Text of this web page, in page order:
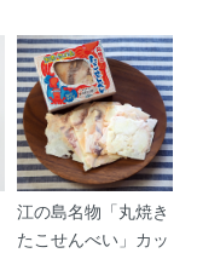
江の島名物「丸焼き
たこせんべい」カッ